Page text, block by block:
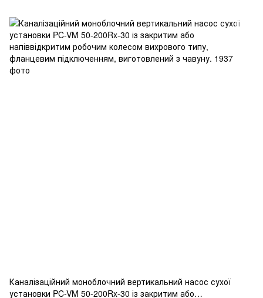
Каналізаційний моноблочний вертикальний насос сухої
установки PC-VM 50-200Rx-30 із закритим або